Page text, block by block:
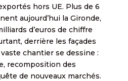
hors UE. Plus de 6
aujourd’hui la Gironde,
d’euros de chiffre
derrière les façades
chantier se dessine :
recomposition des
de nouveaux marchés.